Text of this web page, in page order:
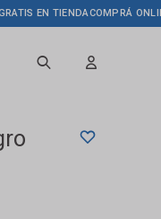
EN TIENDACOMPRÁ ONLINE